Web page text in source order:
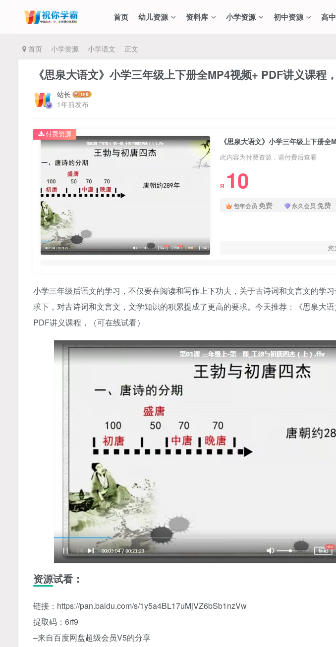
首页 幼儿资源 资料库 小学资源 初中资源 高
首页 小学资源 小学语文 正文
《思泉大语文》小学三年级上下册全MP4视频+ PDF讲义课程
站长
1年前发布
此内容为付费资源，请付费后查看
R 10
包年会员 免费 永久会员 免费
您
付费资源
小学三年级后语文的学习，不仅要在阅读和写作上下功夫，关于古诗词和文言文的学
求下，对古诗词和文言文，文学知识的积累提成了更高的要求。今天推荐：《思泉大
PDF讲义课程，（可在线试看）
资源试看：
链接：https://pan.baidu.com/s/1y5a4BL17uMjVZ6bSb1nzVw
提取码：6rf9
–来自百度网盘超级会员V5的分享